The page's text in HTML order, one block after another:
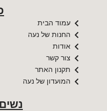
עמוד הבית
החנות של נעה
אודות
צור קשר
תקנון האתר
המועדון של נעה